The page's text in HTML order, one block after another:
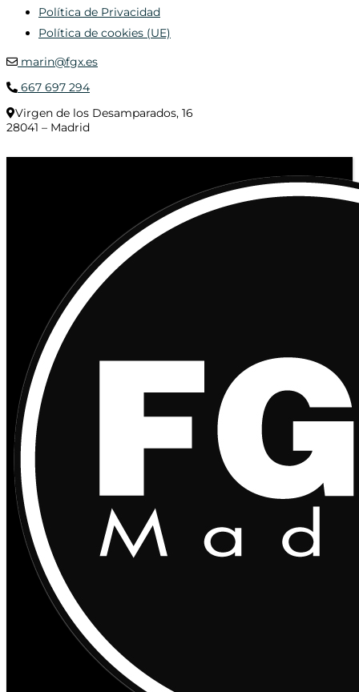
Política de Privacidad
Política de cookies (UE)
marin@fgx.es
667 697 294
Virgen de los Desamparados, 16
28041 – Madrid